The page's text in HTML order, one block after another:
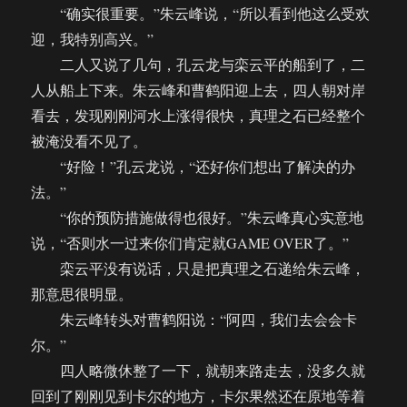
“确实很重要。”朱云峰说，“所以看到他这么受欢
迎，我特别高兴。”
二人又说了几句，孔云龙与栾云平的船到了，二
人从船上下来。朱云峰和曹鹤阳迎上去，四人朝对岸
看去，发现刚刚河水上涨得很快，真理之石已经整个
被淹没看不见了。
“好险！”孔云龙说，“还好你们想出了解决的办
法。”
“你的预防措施做得也很好。”朱云峰真心实意地
说，“否则水一过来你们肯定就GAME OVER了。”
栾云平没有说话，只是把真理之石递给朱云峰，
那意思很明显。
朱云峰转头对曹鹤阳说：“阿四，我们去会会卡
尔。”
四人略微休整了一下，就朝来路走去，没多久就
回到了刚刚见到卡尔的地方，卡尔果然还在原地等着